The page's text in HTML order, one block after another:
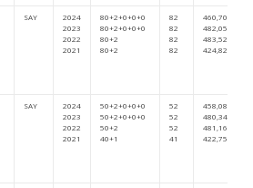
SAY
2024
2023
2022
2021
80+2+0+0+0
80+2+0+0+0
80+2
80+2
82
82
82
82
460,70995
482,05129
483,52233
424,82112
SAY
2024
2023
2022
2021
50+2+0+0+0
50+2+0+0+0
50+2
40+1
52
52
52
41
458,0838
480,34081
481,16153
422,75011